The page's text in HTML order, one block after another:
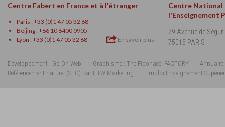
Centre Fabert en France et à l'étranger
Paris : +33 (0)1 47 05 32 68
Beijing : +86 10 6400 0905
Lyon : +33 (0)1 47 05 32 68
En savoir plus
Centre National
l'Enseignement
79 Avenue de Ségur
75015 PARIS
Développement : Go On Web Graphisme : The Fibonacci FACTORY
Annuaire
Référencement naturel (SEO) par HTW-Marketing
Emploi Enseignement